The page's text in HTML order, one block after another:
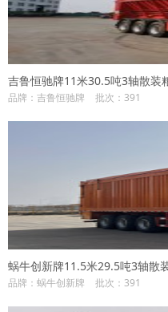
吉鲁恒驰牌11米30.5吨3轴散装
品牌：吉鲁恒驰牌 批次：391
蜗牛创新牌11.5米29.5吨3轴散
品牌：蜗牛创新牌 批次：391